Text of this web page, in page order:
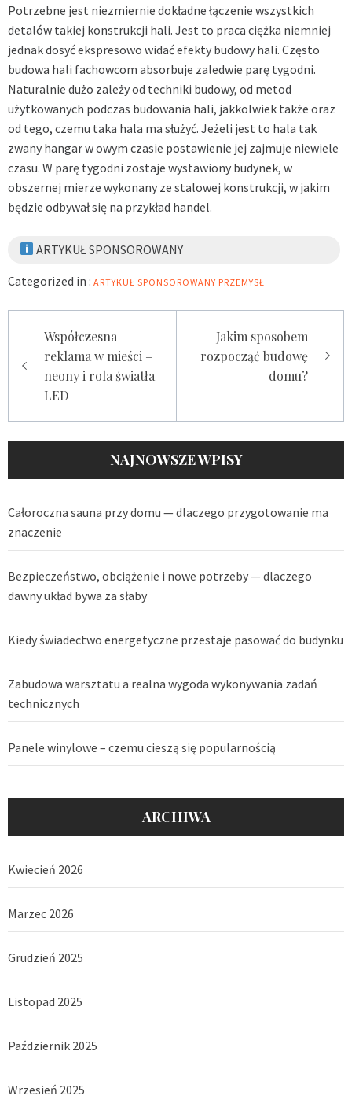
Potrzebne jest niezmiernie dokładne łączenie wszystkich
detalów takiej konstrukcji hali. Jest to praca ciężka niemniej
jednak dosyć ekspresowo widać efekty budowy hali. Często
budowa hali fachowcom absorbuje zaledwie parę tygodni.
Naturalnie dużo zależy od techniki budowy, od metod
użytkowanych podczas budowania hali, jakkolwiek także oraz
od tego, czemu taka hala ma służyć. Jeżeli jest to hala tak
zwany hangar w owym czasie postawienie jej zajmuje niewiele
czasu. W parę tygodni zostaje wystawiony budynek, w
obszernej mierze wykonany ze stalowej konstrukcji, w jakim
będzie odbywał się na przykład handel.
ARTYKUŁ SPONSOROWANY
Categorized in : ARTYKUŁ SPONSOROWANY PRZEMYSŁ
Zobacz
wpisy
Współczesna
reklama w mieści –
neony i rola światła
LED
Jakim sposobem
rozpocząć budowę
domu?
NAJNOWSZE WPISY
Całoroczna sauna przy domu — dlaczego przygotowanie ma
znaczenie
Bezpieczeństwo, obciążenie i nowe potrzeby — dlaczego
dawny układ bywa za słaby
Kiedy świadectwo energetyczne przestaje pasować do budynku
Zabudowa warsztatu a realna wygoda wykonywania zadań
technicznych
Panele winylowe – czemu cieszą się popularnością
ARCHIWA
Kwiecień 2026
Marzec 2026
Grudzień 2025
Listopad 2025
Październik 2025
Wrzesień 2025